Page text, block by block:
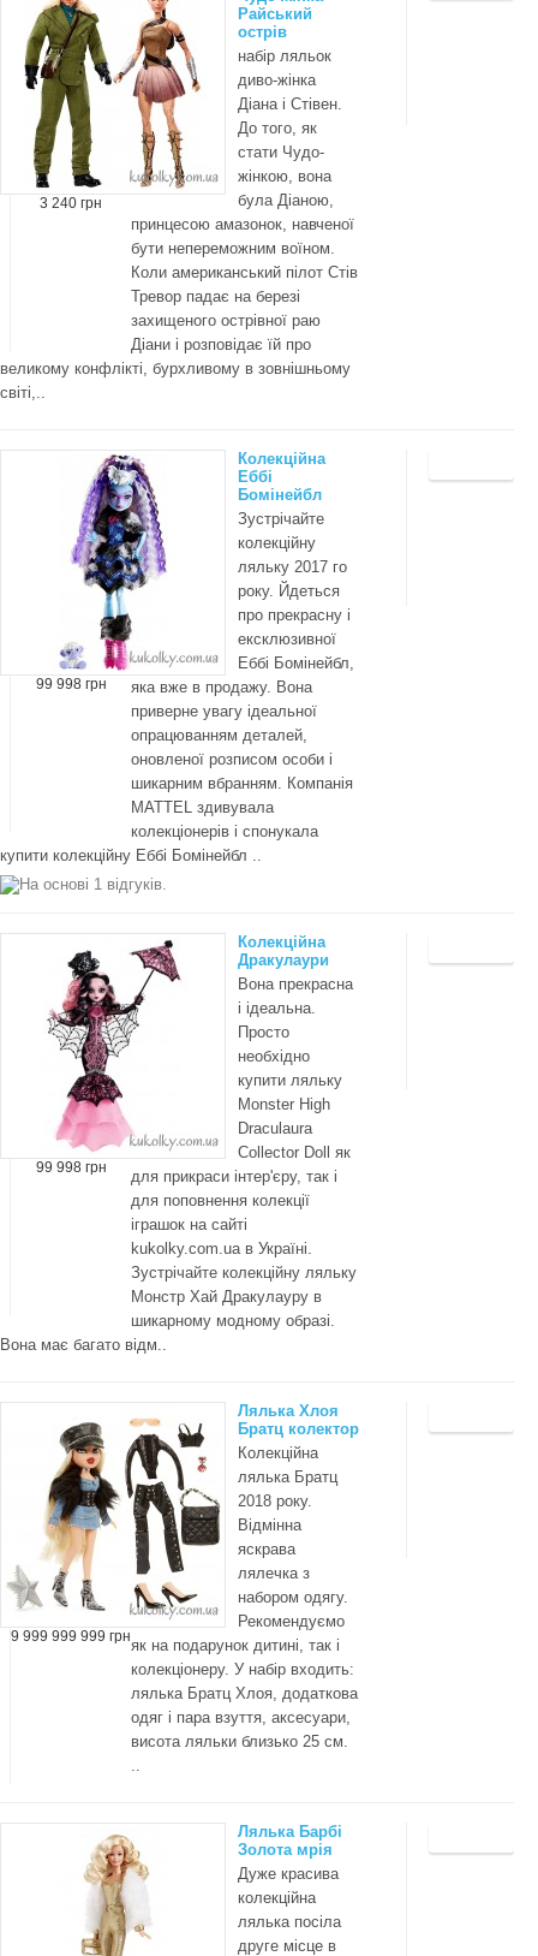
3 240 грн
Райський
острів
набір ляльок
диво-жінка
Діана і Стівен.
До того, як
стати Чудо-
жінкою, вона
була Діаною,
принцесою амазонок, навченої
бути непереможним воїном.
Коли американський пілот Стів
Тревор падає на березі
захищеного острівної раю
Діани і розповідає їй про
великому конфлікті, бурхливому в зовнішньому
світі,..
99 998 грн
Колекційна
Еббі
Бомінейбл
Зустрічайте
колекційну
ляльку 2017 го
року. Йдеться
про прекрасну і
ексклюзивної
Еббі Бомінейбл,
яка вже в продажу. Вона
приверне увагу ідеальної
опрацюванням деталей,
оновленої розписом особи і
шикарним вбранням. Компанія
MATTEL здивувала
колекціонерів і спонукала
купити колекційну Еббі Бомінейбл ..
99 998 грн
Колекційна
Дракулаури
Вона прекрасна
і ідеальна.
Просто
необхідно
купити ляльку
Monster High
Draculaura
Collector Doll як
для прикраси інтер'єру, так і
для поповнення колекції
іграшок на сайті
kukolky.com.ua в Україні.
Зустрічайте колекційну ляльку
Монстр Хай Дракулауру в
шикарному модному образі.
Вона має багато відм..
9 999 999 999 грн
Лялька Хлоя
Братц колектор
Колекційна
лялька Братц
2018 року.
Відмінна
яскрава
лялечка з
набором одягу.
Рекомендуємо
як на подарунок дитині, так і
колекціонеру. У набір входить:
лялька Братц Хлоя, додаткова
одяг і пара взуття, аксесуари,
висота ляльки близько 25 см.
Лялька Барбі
Золота мрія
Дуже красива
колекційна
лялька посіла
друге місце в